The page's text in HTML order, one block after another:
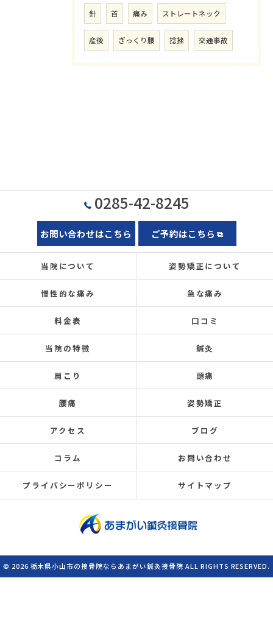
針 首 痛み ストレートネック
産後 ぎっくり腰 捻挫 交通事故
0285-42-8245
お問い合わせはこちら ご予約はこちら
当院について 姿勢矯正について
慢性的な痛み 急な痛み
料金表 口コミ
当院の特徴 鍼灸
肩こり 頭痛
腰痛 姿勢矯正
アクセス ブログ
コラム お問い合わせ
プライバシーポリシー サイトマップ
© 2026 栃木県小山市の接骨院ならあまがい鍼灸接骨院 ALL RIGHTS RESERVED.